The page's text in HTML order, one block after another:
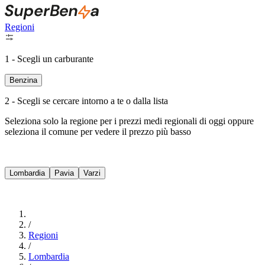
Regioni
1 - Scegli un carburante
Benzina
2 - Scegli se cercare intorno a te o dalla lista
Seleziona solo la regione per i prezzi medi regionali di oggi oppure
seleziona il comune per vedere il prezzo più basso
Lombardia Pavia Varzi
/
Regioni
/
Lombardia